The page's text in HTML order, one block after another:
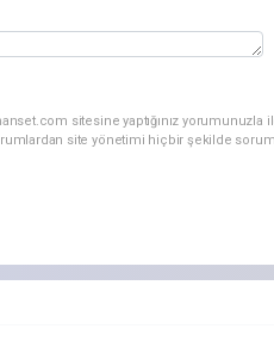
sitesine yaptığınız yorumunuzla
site yönetimi hiçbir şekilde